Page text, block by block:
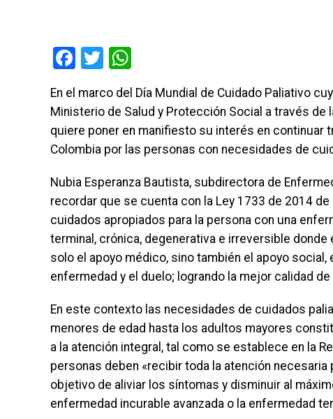
Facebook
Twitter
En el marco del Día Mundial de Cuidado Paliativo
Ministerio de Salud y Protección Social a través
quiere poner en manifiesto su interés en
Colombia por las personas con necesidades de
Nubia Esperanza Bautista, subdirectora de
recordar que se cuenta con la Ley 1733 de 2014
cuidados apropiados para la persona con una
terminal, crónica, degenerativa e irreversible
solo el apoyo médico, sino también el apoyo
enfermedad y el duelo; logrando la mejor calidad
En este contexto las necesidades de cuidados
menores de edad hasta los adultos mayores
a la atención integral, tal como se establece en la
personas deben «recibir toda la atención
objetivo de aliviar los síntomas y disminuir al
enfermedad incurable avanzada o la enfermedad